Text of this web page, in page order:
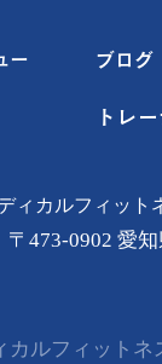
ー ブログ
トレ
ィカルフィッ
〒473-0902 愛
カルフィット